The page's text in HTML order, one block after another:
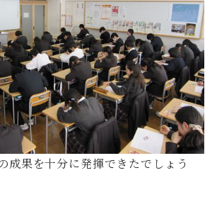
成果を十分に発揮できたでしょう